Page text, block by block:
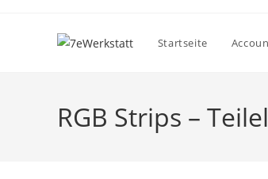
Startseite
RGB Strips –